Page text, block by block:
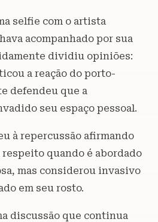
selfie com o artista
acompanhado por sua
dividiu opiniões:
a reação do porto-
defendeu que a
seu espaço pessoal.
à repercussão afirmando
respeito quando é abordado
mas considerou invasivo
em seu rosto.
discussão que continua